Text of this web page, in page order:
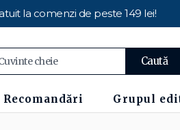
la comenzi de peste 149 lei!
Caută
Recomandări Grupul